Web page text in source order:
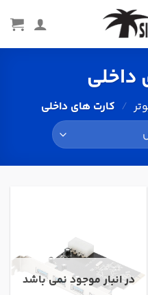
داخلی
/ کارت های داخلی
در انبار موجود نمی باشد